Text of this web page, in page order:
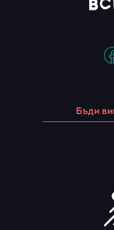
Бъди